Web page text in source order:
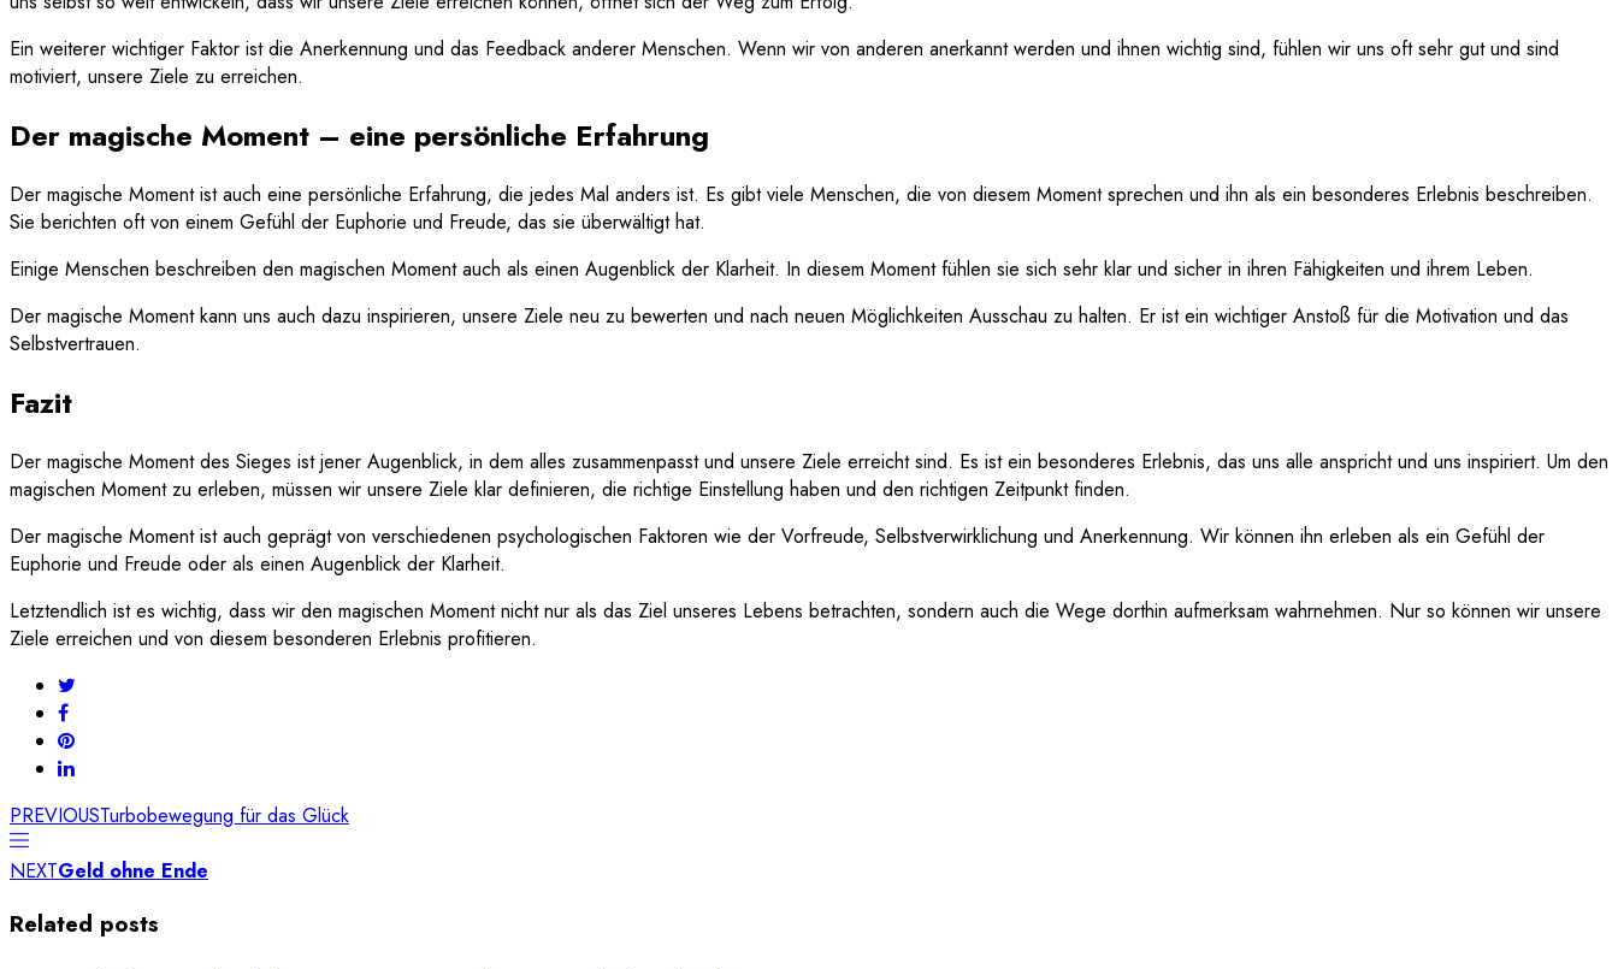
Ein weiterer wichtiger Faktor ist die Anerkennung und das Feedback anderer Menschen. Wenn wir von anderen anerkannt werden und ihnen wichtig sind, fühlen wir uns oft sehr gut und sind
motiviert, unsere Ziele zu erreichen.
Der magische Moment – eine persönliche Erfahrung
Der magische Moment ist auch eine persönliche Erfahrung, die jedes Mal anders ist. Es gibt viele Menschen, die von diesem Moment sprechen und ihn als ein besonderes Erlebnis beschreiben.
Sie berichten oft von einem Gefühl der Euphorie und Freude, das sie überwältigt hat.
Einige Menschen beschreiben den magischen Moment auch als einen Augenblick der Klarheit. In diesem Moment fühlen sie sich sehr klar und sicher in ihren Fähigkeiten und ihrem Leben.
Der magische Moment kann uns auch dazu inspirieren, unsere Ziele neu zu bewerten und nach neuen Möglichkeiten Ausschau zu halten. Er ist ein wichtiger Anstoß für die Motivation und das
Selbstvertrauen.
Fazit
Der magische Moment des Sieges ist jener Augenblick, in dem alles zusammenpasst und unsere Ziele erreicht sind. Es ist ein besonderes Erlebnis, das uns alle anspricht und uns inspiriert. Um den
magischen Moment zu erleben, müssen wir unsere Ziele klar definieren, die richtige Einstellung haben und den richtigen Zeitpunkt finden.
Der magische Moment ist auch geprägt von verschiedenen psychologischen Faktoren wie der Vorfreude, Selbstverwirklichung und Anerkennung. Wir können ihn erleben als ein Gefühl der
Euphorie und Freude oder als einen Augenblick der Klarheit.
Letztendlich ist es wichtig, dass wir den magischen Moment nicht nur als das Ziel unseres Lebens betrachten, sondern auch die Wege dorthin aufmerksam wahrnehmen. Nur so können wir unsere
Ziele erreichen und von diesem besonderen Erlebnis profitieren.
PREVIOUSTurbobewegung für das Glück
NEXTGeld ohne Ende
Related posts